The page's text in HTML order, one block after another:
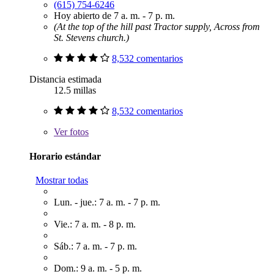
(615) 754-6246
Hoy abierto de 7 a. m. - 7 p. m.
(At the top of the hill past Tractor supply, Across from
St. Stevens church.)
8,532 comentarios
Distancia estimada
12.5 millas
8,532 comentarios
Verfotos
Horario estándar
Mostrar todas
Lun. - jue.: 7 a. m. - 7 p. m.
Vie.: 7 a. m. - 8 p. m.
Sáb.: 7 a. m. - 7 p. m.
Dom.: 9 a. m. - 5 p. m.